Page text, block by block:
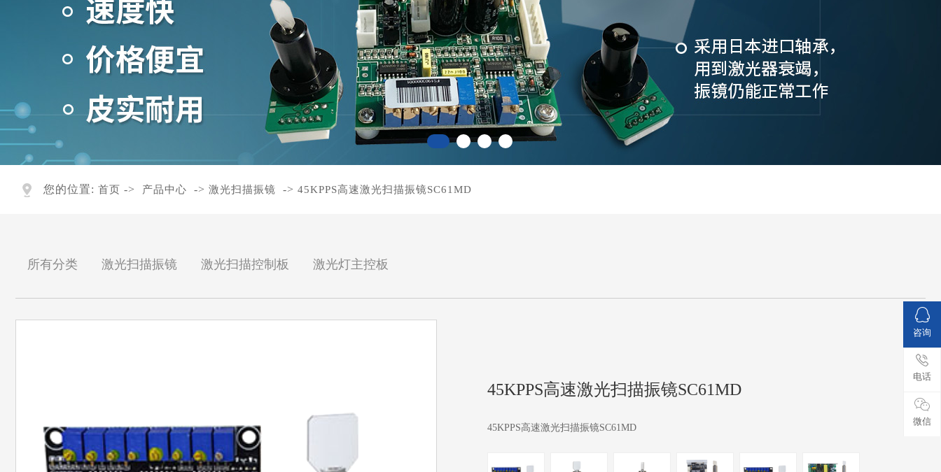
您的位置: 首页 -> 产品中心 -> 激光扫描振镜 -> 45KPPS高速激光扫描振镜SC61MD
所有分类 激光扫描振镜 激光扫描控制板 激光灯主控板
45KPPS高速激光扫描振镜SC61MD
45KPPS高速激光扫描振镜SC61MD
咨询
电话
微信